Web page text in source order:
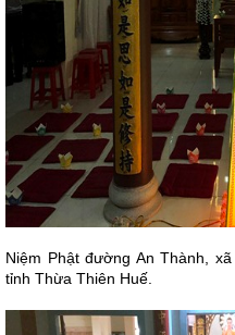
Niệm Phật đường An Thành,
tỉnh Thừa Thiên Huế.